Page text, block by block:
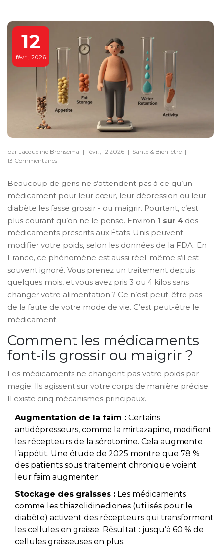
12
févr., 2026
par Jacqueline Bronsema | févr., 12 2026 | Santé & Bien-être |
13 Commentaires
Beaucoup de gens ne s’attendent pas à ce qu’un
médicament pour leur cœur, leur dépression ou leur
diabète les fasse grossir - ou maigrir. Pourtant, c’est
plus courant qu’on ne le pense. Environ 1 sur 4 des
médicaments prescrits aux États-Unis peuvent
modifier votre poids, selon les données de la FDA. En
France, ce phénomène est aussi réel, même s’il est
souvent ignoré. Vous prenez un traitement depuis
quelques mois, et vous avez pris 3 ou 4 kilos sans
changer votre alimentation ? Ce n’est peut-être pas
de la faute de votre mode de vie. C’est peut-être le
médicament.
Comment les médicaments
font-ils grossir ou maigrir ?
Les médicaments ne changent pas votre poids par
magie. Ils agissent sur votre corps de manière précise.
Il existe cinq mécanismes principaux.
Augmentation de la faim : Certains
antidépresseurs, comme la mirtazapine, modifient
les récepteurs de la sérotonine. Cela augmente
l’appétit. Une étude de 2025 montre que 78 %
des patients sous traitement chronique voient
leur faim augmenter.
Stockage des graisses : Les médicaments
comme les thiazolidinediones (utilisés pour le
diabète) activent des récepteurs qui transforment
les cellules en graisse. Résultat : jusqu’à 60 % de
cellules graisseuses en plus.